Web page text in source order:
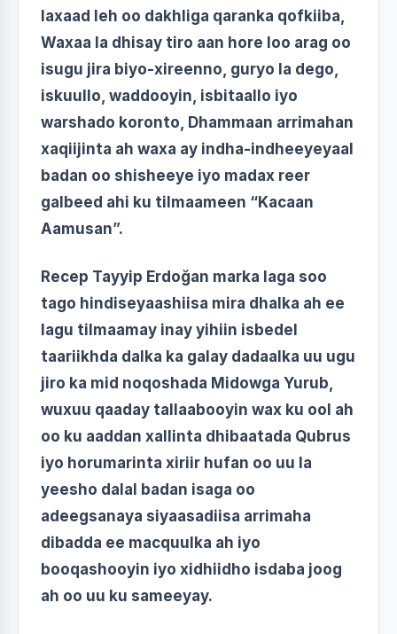
laxaad leh oo dakhliga qaranka qofkiiba,
Waxaa la dhisay tiro aan hore loo arag oo
isugu jira biyo-xireenno, guryo la dego,
iskuullo, waddooyin, isbitaallo iyo
warshado koronto, Dhammaan arrimahan
xaqiijinta ah waxa ay indha-indheeyeyaal
badan oo shisheeye iyo madax reer
galbeed ahi ku tilmaameen “Kacaan
Aamusan”.
Recep Tayyip Erdoğan marka laga soo
tago hindiseyaashiisa mira dhalka ah ee
lagu tilmaamay inay yihiin isbedel
taariikhda dalka ka galay dadaalka uu ugu
jiro ka mid noqoshada Midowga Yurub,
wuxuu qaaday tallaabooyin wax ku ool ah
oo ku aaddan xallinta dhibaatada Qubrus
iyo horumarinta xiriir hufan oo uu la
yeesho dalal badan isaga oo
adeegsanaya siyaasadiisa arrimaha
dibadda ee macquulka ah iyo
booqashooyin iyo xidhiidho isdaba joog
ah oo uu ku sameeyay.